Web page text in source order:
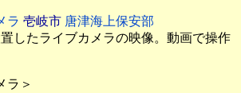
ラ 壱岐市 唐津海上保安部
したライブカメラの映像。動画で操作
ラ＞